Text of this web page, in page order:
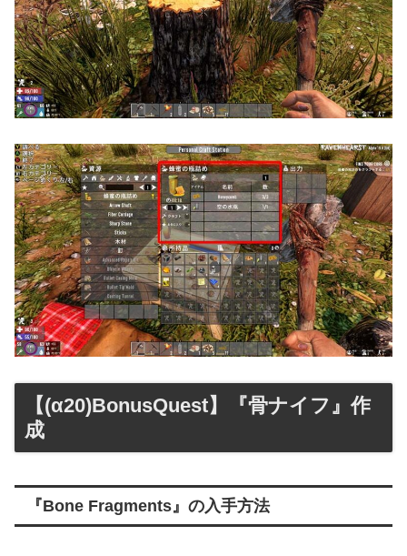
【(α20)BonusQuest】『骨ナイフ』作
成
『Bone Fragments』の入手方法